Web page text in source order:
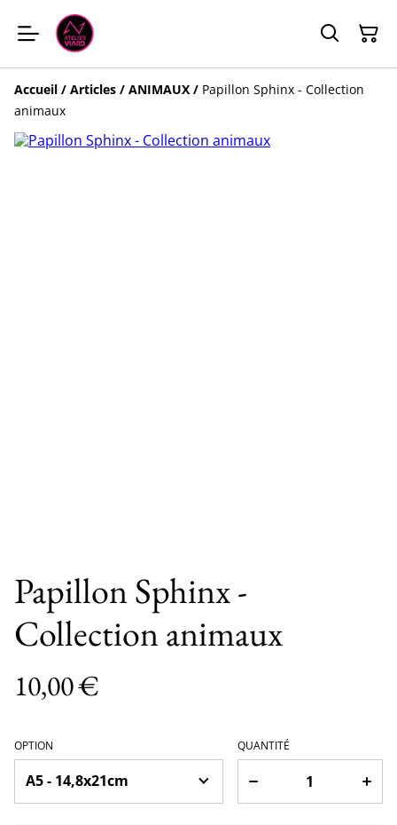
Accueil / Articles / ANIMAUX / Papillon Sphinx - Collection
animaux
Papillon Sphinx -
Collection animaux
10,00 €
OPTION QUANTITÉ